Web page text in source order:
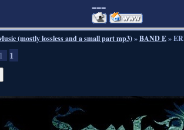
===
(mostly lossless and a small part mp3)»BAND E»
1 1